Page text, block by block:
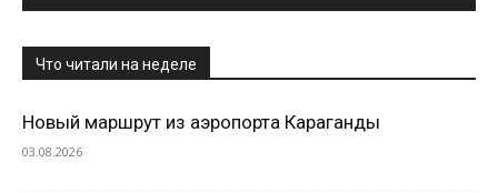
Что читали на неделе
Новый маршрут из аэропорта Караганды
03.08.2026